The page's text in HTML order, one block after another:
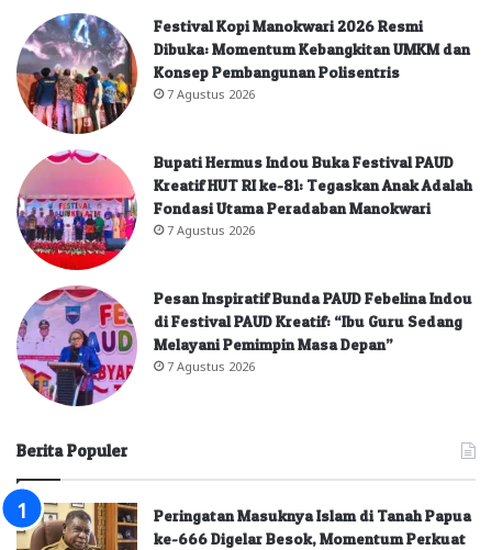
Festival Kopi Manokwari 2026 Resmi
Dibuka: Momentum Kebangkitan UMKM dan
Konsep Pembangunan Polisentris
7 Agustus 2026
Bupati Hermus Indou Buka Festival PAUD
Kreatif HUT RI ke-81: Tegaskan Anak Adalah
Fondasi Utama Peradaban Manokwari
7 Agustus 2026
Pesan Inspiratif Bunda PAUD Febelina Indou
di Festival PAUD Kreatif: “Ibu Guru Sedang
Melayani Pemimpin Masa Depan”
7 Agustus 2026
Berita Populer
Peringatan Masuknya Islam di Tanah Papua
ke-666 Digelar Besok, Momentum Perkuat